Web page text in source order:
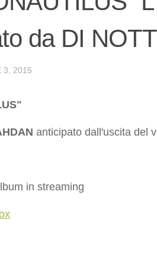
da DI
3, 2015
anticipato dall'uscita del
in streaming